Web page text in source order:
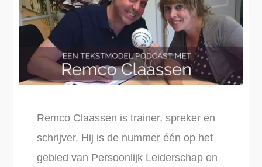
Remco Claassen is trainer, spreker en
schrijver. Hij is de nummer één op het
gebied van Persoonlijk Leiderschap en